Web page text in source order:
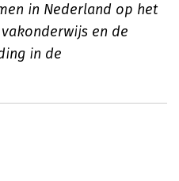
in Nederland op het
en de
in de